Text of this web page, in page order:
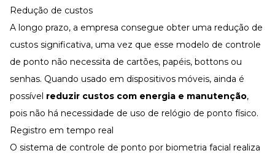
Redução de custos
A longo prazo, a empresa consegue obter uma redução de
custos significativa, uma vez que esse modelo de controle
de ponto não necessita de cartões, papéis, bottons ou
senhas. Quando usado em dispositivos móveis, ainda é
possível reduzir custos com energia e manutenção,
pois não há necessidade de uso de relógio de ponto físico.
Registro em tempo real
O sistema de controle de ponto por biometria facial realiza